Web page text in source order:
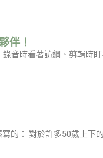
伴！
音時看著訪綱、剪輯時
的： 對於許多50歲上下